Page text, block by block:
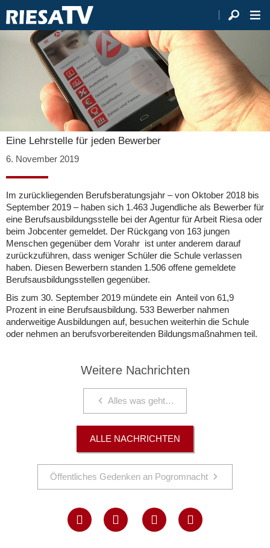
Eine Lehrstelle für jeden Bewerber
6. November 2019
Im zurückliegenden Berufsberatungsjahr – von Oktober 2018 bis
September 2019 – haben sich 1.463 Jugendliche als Bewerber für
eine Berufsausbildungsstelle bei der Agentur für Arbeit Riesa oder
beim Jobcenter gemeldet. Der Rückgang von 163 jungen
Menschen gegenüber dem Vorahr ist unter anderem darauf
zurückzuführen, dass weniger Schüler die Schule verlassen
haben. Diesen Bewerbern standen 1.506 offene gemeldete
Berufsausbildungsstellen gegenüber.
Bis zum 30. September 2019 mündete ein Anteil von 61,9
Prozent in eine Berufsausbildung. 533 Bewerber nahmen
anderweitige Ausbildungen auf, besuchen weiterhin die Schule
oder nehmen an berufsvorbereitenden Bildungsmaßnahmen teil.
Weitere Nachrichten
Alles was geht…
ALLE NACHRICHTEN
Öffentliches Gedenken an Pogromnacht